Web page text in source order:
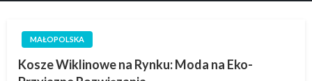
MAŁOPOLSKA
Kosze Wiklinowe na Rynku: Moda na Eko-